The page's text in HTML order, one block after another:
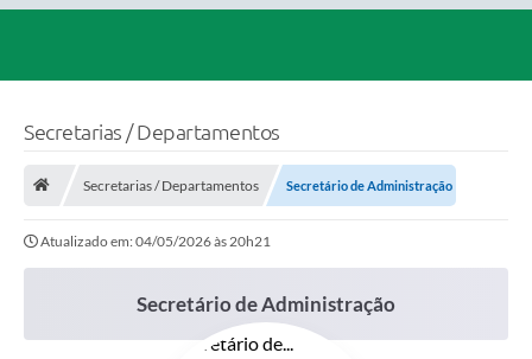
Secretarias / Departamentos
Secretarias / Departamentos Secretário de Administração
Atualizado em: 04/05/2026 às 20h21
Secretário de Administração